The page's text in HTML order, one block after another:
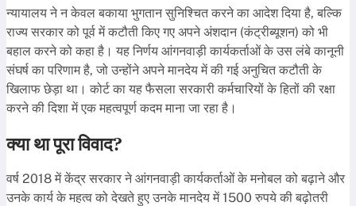
न्यायालय ने न केवल बकाया भुगतान सुनिश्चित करने का आदेश दिया है, बल्कि
राज्य सरकार को पूर्व में कटौती किए गए अपने अंशदान (कंट्रीब्यूशन) को भी
बहाल करने को कहा है। यह निर्णय आंगनवाड़ी कार्यकर्ताओं के उस लंबे कानूनी
संघर्ष का परिणाम है, जो उन्होंने अपने मानदेय में की गई अनुचित कटौती के
खिलाफ छेड़ा था। कोर्ट का यह फैसला सरकारी कर्मचारियों के हितों की रक्षा
करने की दिशा में एक महत्वपूर्ण कदम माना जा रहा है।
क्या था पूरा विवाद?
वर्ष 2018 में केंद्र सरकार ने आंगनवाड़ी कार्यकर्ताओं के मनोबल को बढ़ाने और
उनके कार्य के महत्व को देखते हुए उनके मानदेय में 1500 रुपये की बढ़ोतरी